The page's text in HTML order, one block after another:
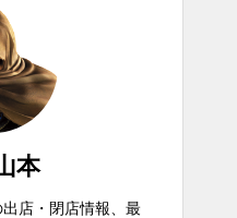
本
店・閉店情報、最